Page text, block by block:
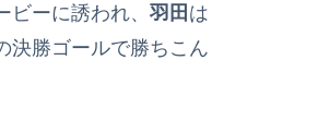
ーに誘われ、 羽田 は
決勝ゴールで勝ちこん